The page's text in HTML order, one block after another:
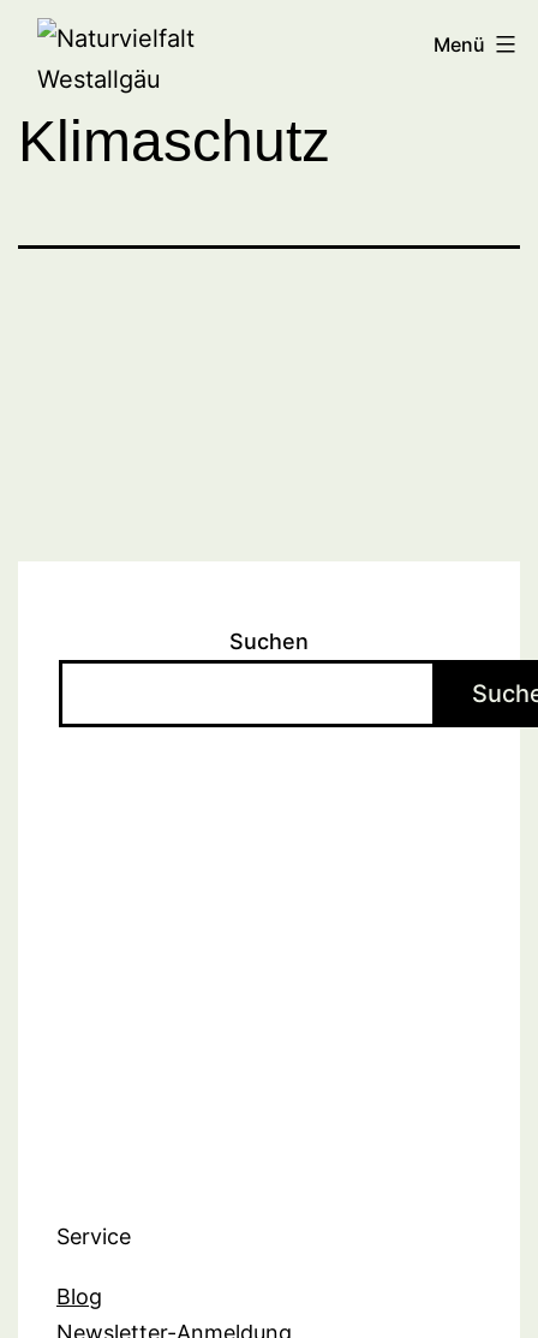
Zum
Naturvielfalt
Westallgäu
Menü
Klimaschutz
Suchen
Service
Blog
Newsletter-Anmeldung